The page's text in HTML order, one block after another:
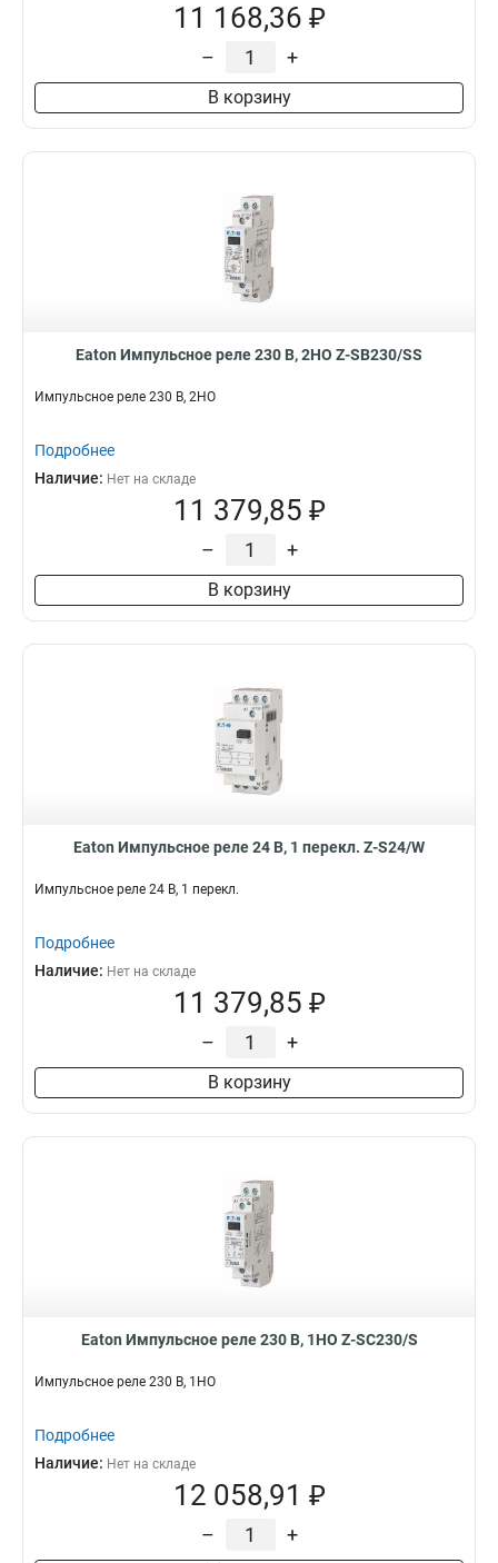
11 168,36 ₽
– +
В корзину
Eaton Импульсное реле 230 В, 2НО Z-SB230/SS
Импульсное реле 230 В, 2НО
Подробнее
Наличие: Нет на складе
11 379,85 ₽
– +
В корзину
Eaton Импульсное реле 24 В, 1 перекл. Z-S24/W
Импульсное реле 24 В, 1 перекл.
Подробнее
Наличие: Нет на складе
11 379,85 ₽
– +
В корзину
Eaton Импульсное реле 230 В, 1НО Z-SC230/S
Импульсное реле 230 В, 1НО
Подробнее
Наличие: Нет на складе
12 058,91 ₽
– +